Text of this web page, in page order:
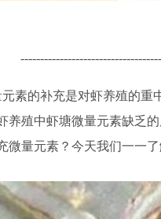
素的补充是对虾养殖的
养殖中虾塘微量元素缺乏
量元素？今天我们一一了